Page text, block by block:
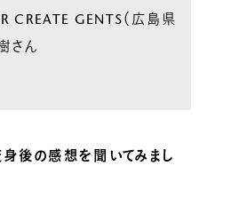
CREATE GENTS（広島県
さん
後の感想を聞いてみまし